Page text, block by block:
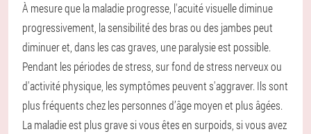
À mesure que la maladie progresse, l'acuité visuelle diminue
progressivement, la sensibilité des bras ou des jambes peut
diminuer et, dans les cas graves, une paralysie est possible.
Pendant les périodes de stress, sur fond de stress nerveux ou
d'activité physique, les symptômes peuvent s'aggraver. Ils sont
plus fréquents chez les personnes d’âge moyen et plus âgées.
La maladie est plus grave si vous êtes en surpoids, si vous avez